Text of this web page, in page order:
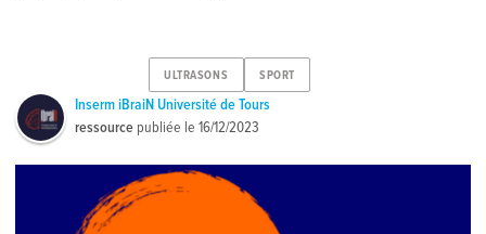
ULTRASONS SPORT
Inserm iBraiN Université de Tours
ressource publiée le16/12/2023